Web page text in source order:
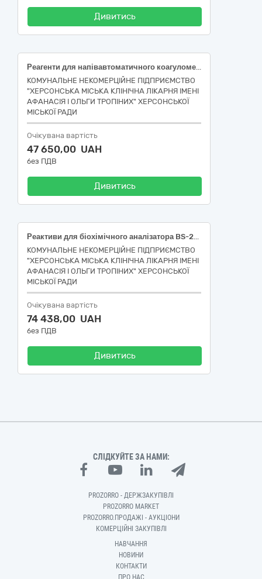
Дивитись
Реагенти для напівавтоматичного коагулометра ECL 412
КОМУНАЛЬНЕ НЕКОМЕРЦІЙНЕ ПІДПРИЄМСТВО
"ХЕРСОНСЬКА МІСЬКА КЛІНІЧНА ЛІКАРНЯ ІМЕНІ
АФАНАСІЯ І ОЛЬГИ ТРОПІНИХ" ХЕРСОНСЬКОЇ
МІСЬКОЇ РАДИ
Очікувана вартість
47 650,00 UAH
без ПДВ
Дивитись
Реактиви для біохімічного аналізатора BS-240
КОМУНАЛЬНЕ НЕКОМЕРЦІЙНЕ ПІДПРИЄМСТВО
"ХЕРСОНСЬКА МІСЬКА КЛІНІЧНА ЛІКАРНЯ ІМЕНІ
АФАНАСІЯ І ОЛЬГИ ТРОПІНИХ" ХЕРСОНСЬКОЇ
МІСЬКОЇ РАДИ
Очікувана вартість
74 438,00 UAH
без ПДВ
Дивитись
СЛІДКУЙТЕ ЗА НАМИ:
PROZORRO - ДЕРЖЗАКУПІВЛІ
PROZORRO MARKET
PROZORRO.ПРОДАЖІ - АУКЦІОНИ
КОМЕРЦІЙНІ ЗАКУПІВЛІ
НАВЧАННЯ
НОВИНИ
КОНТАКТИ
ПРО НАС